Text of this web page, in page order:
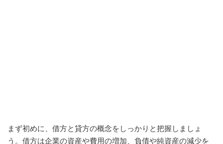
まず初めに、借方と貸方の概念をしっかりと把握しましょ
う。借方は企業の資産や費用の増加、負債や純資産の減少を